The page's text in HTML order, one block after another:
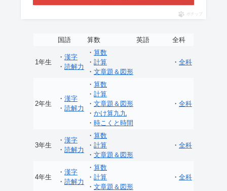
ポチップ
国語 算数 英語 全科
1年生
・ 漢字
・ 読解力
・ 算数
・ 計算
・ 文章題＆図形
・ 全科
2年生
・ 漢字
・ 読解力
・ 算数
・ 計算
・ 文章題＆図形
・ かけ算九九
・ 時こくと時間
・ 全科
3年生
・ 漢字
・ 読解力
・ 算数
・ 計算
・ 文章題＆図形
・ 全科
4年生
・ 漢字
・ 読解力
・ 算数
・ 計算
・ 文章題＆図形
・ 全科